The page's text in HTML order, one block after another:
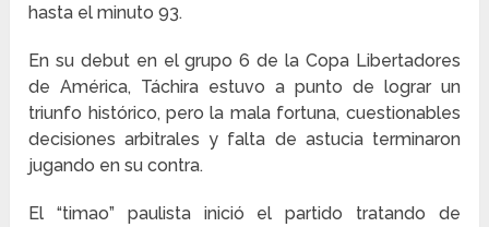
hasta el minuto 93.
En su debut en el grupo 6 de la Copa Libertadores
de América, Táchira estuvo a punto de lograr un
triunfo histórico, pero la mala fortuna, cuestionables
decisiones arbitrales y falta de astucia terminaron
jugando en su contra.
El “timao” paulista inició el partido tratando de